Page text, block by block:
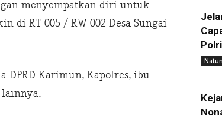
menyempatkan diri untuk
di RT 005 / RW 002 Desa Sungai
Karimun, Kapolres, ibu
lainnya.